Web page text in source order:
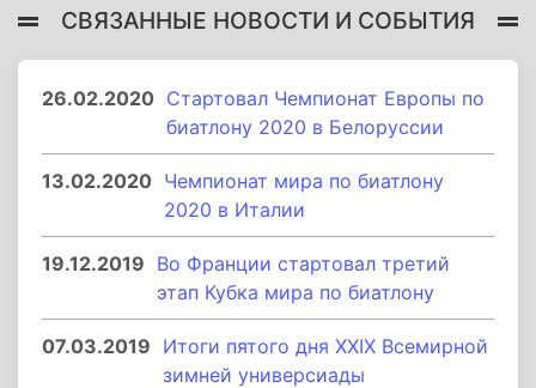
СВЯЗАННЫЕ НОВОСТИ И СОБЫТИЯ
26.02.2020 Стартовал Чемпионат Европы по
биатлону 2020 в Белоруссии
13.02.2020 Чемпионат мира по биатлону
2020 в Италии
19.12.2019 Во Франции стартовал третий
этап Кубка мира по биатлону
07.03.2019 Итоги пятого дня XXIX Всемирной
зимней универсиады